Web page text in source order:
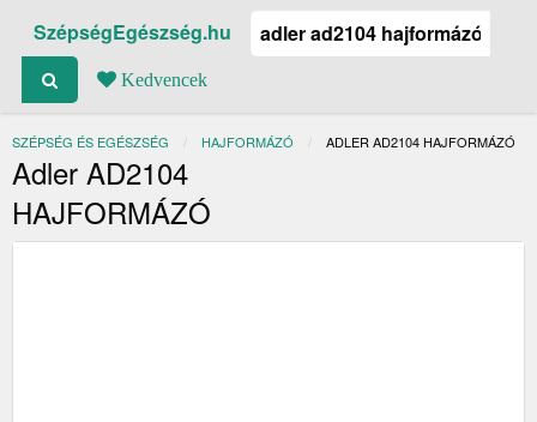
SzépségEgészség.hu
Kedvencek
SZÉPSÉG ÉS EGÉSZSÉG HAJFORMÁZÓ JELENLEGI:
ADLER AD2104 HAJFORMÁZÓ
Adler AD2104
HAJFORMÁZÓ